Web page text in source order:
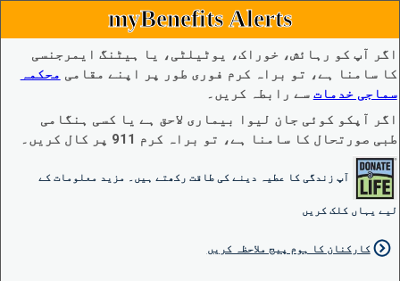
myBenefits Alerts
اگر آپ کو رہائش، خوراک، یوٹیلٹی، یا ہیٹنگ ایمرجنسی
کا سامنا ہے، تو براہ کرم فوری طور پر اپنے مقامی محکمہ
سماجی خدمات سے رابطہ کریں۔
اگر آپکو کوئی جان لیوا بیماری لاحق ہے یا کسی ہنگامی
طبی صورتحال کا سامنا ہے، تو براہ کرم 911 پر کال کریں۔
آپ زندگی کا عطیہ دینے کی طاقت رکھتے ہیں۔ مزید معلومات کے
لیے یہاں کلک کریں
کارکنان کا ہوم پیج ملاحظہ کریں